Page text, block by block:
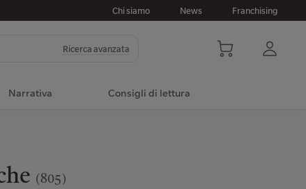
Chi siamo News Franchising
Ricerca avanzata
Narrativa Consigli di lettura
(805)